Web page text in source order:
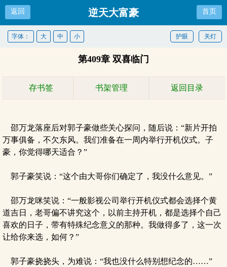
返回 逆天大富豪 首页
关灯
护眼
字体： 大 中 小
第409章 双喜临门
存书签 书架管理 返回目录
邵万龙落座后对郭子豪做些关心探问，随后说：“新片开拍
万事俱备，不欠东风。我们准备在一周内举行开机仪式。子
豪，你觉得哪天适合？”
郭子豪笑说：“这个由大哥你们确定了，我没什么意见。”
邵万龙咪笑说：“一般影视公司举行开机仪式都会选择个黄
道吉日，老哥偏不讲究这个，以前主持开机，都是选择个自己
喜欢的日子，带有特殊纪念意义的那种。我做得多了，这一次
让给你来选，如何？”
郭子豪挠挠头，为难说：“我也没什么特别想纪念的……”